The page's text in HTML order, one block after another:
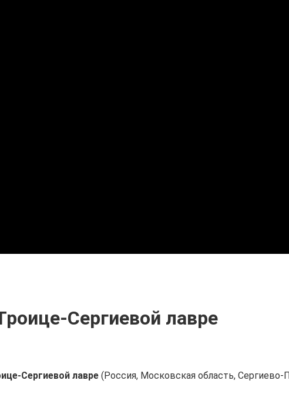
Сергиевой лавре
Сергиевой лавре (Россия, Московская область, Сергиево-